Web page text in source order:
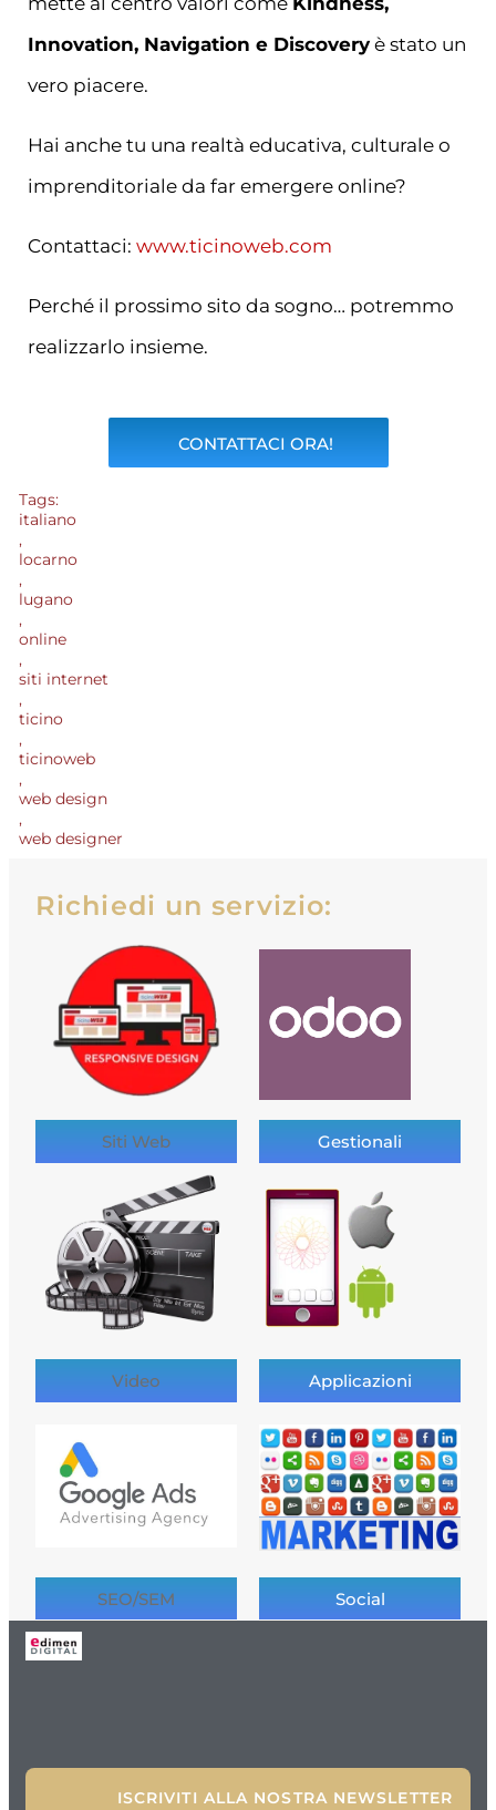
Innovation, Navigation e Discovery è stato un
vero piacere.
Hai anche tu una realtà educativa, culturale o
imprenditoriale da far emergere online?
Contattaci: www.ticinoweb.com
Perché il prossimo sito da sogno… potremmo
realizzarlo insieme.
CONTATTACI ORA!
Tags:
italiano
,
locarno
,
lugano
,
online
,
siti internet
,
ticino
,
ticinoweb
,
web design
,
web designer
Richiedi un servizio:
Siti Web Gestionali
Video Applicazioni
SEO/SEM Social
ISCRIVITI ALLA NOSTRA NEWSLETTER